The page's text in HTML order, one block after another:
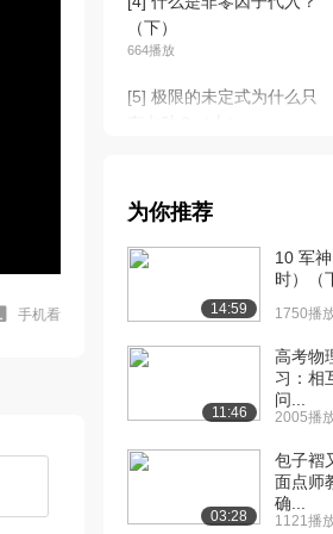
手机看
（下）
664播放
[5] 极限的未定式为什么只
有七种？（下）
[7] 极限的未定式为什么只
有七种？（上）
[8] 极限的未定式为什么只
有七种？（下）
x^y=e^(ylnx)...
1729播放
为你推荐
14:59
10 军
时）（
1750播
11:46
高考物
习：相
问...
2005播
03:28
包子褶
面点师
确...
1121播